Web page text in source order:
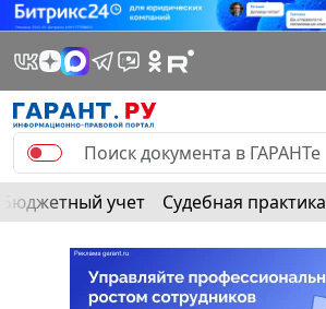
Бюджетный учет Судебная практика